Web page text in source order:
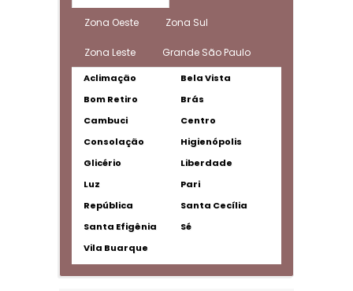
Zona Oeste Zona Sul
Zona Leste Grande São Paulo
Aclimação
Bela Vista
Bom Retiro
Brás
Cambuci
Centro
Consolação
Higienópolis
Glicério
Liberdade
Luz
Pari
República
Santa Cecília
Santa Efigênia
Sé
Vila Buarque